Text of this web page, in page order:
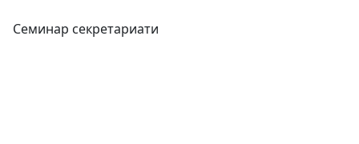
Семинар секретариати